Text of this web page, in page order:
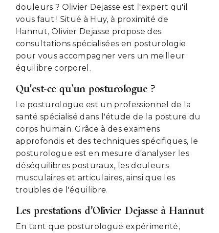
douleurs ? Olivier Dejasse est l'expert qu'il
vous faut ! Situé à Huy, à proximité de
Hannut, Olivier Dejasse propose des
consultations spécialisées en posturologie
pour vous accompagner vers un meilleur
équilibre corporel.
Qu'est-ce qu'un posturologue ?
Le posturologue est un professionnel de la
santé spécialisé dans l'étude de la posture du
corps humain. Grâce à des examens
approfondis et des techniques spécifiques, le
posturologue est en mesure d'analyser les
déséquilibres posturaux, les douleurs
musculaires et articulaires, ainsi que les
troubles de l'équilibre.
Les prestations d'Olivier Dejasse à Hannut
En tant que posturologue expérimenté,